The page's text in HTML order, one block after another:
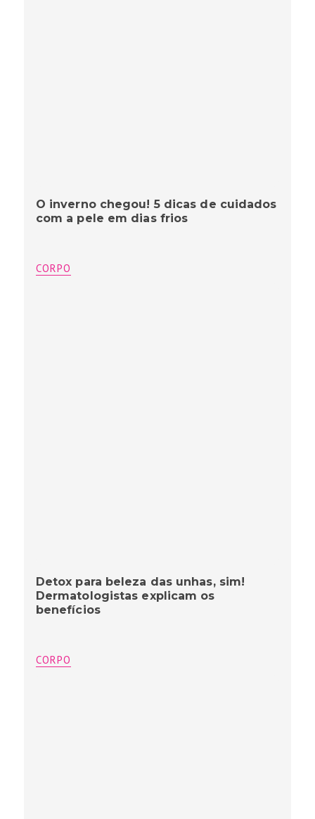
O inverno chegou! 5 dicas de cuidados
com a pele em dias frios
CORPO
Detox para beleza das unhas, sim!
Dermatologistas explicam os
benefícios
CORPO